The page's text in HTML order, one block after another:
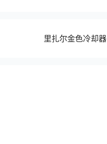
里扎尔金色冷却器